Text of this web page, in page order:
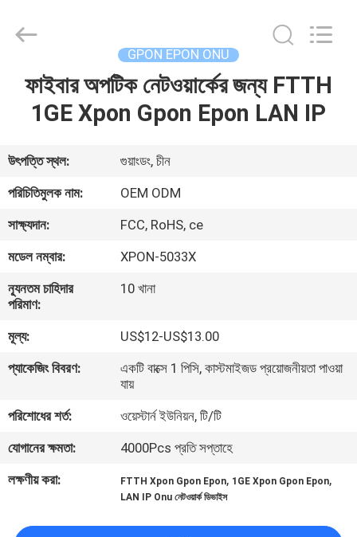
বাড়ি
আমাদের
সম্পর্কে
কারখানা
ভ্রমণ
মান
নিয়ন্ত্রণ
যোগাযোগ
করুন
Reserved.
Developed
ECER
GPON EPON ONU
ফাইবার অপটিক নেটওয়ার্কের জন্য FTTH
1GE Xpon Gpon Epon LAN IP
উৎপত্তি স্থল:
গুয়াংডং, চীন
পরিচিতিমুলক নাম:
OEM ODM
সাক্ষ্যদান:
FCC, RoHS, ce
মডেল নম্বার:
XPON-5033X
ন্যূনতম চাহিদার
পরিমাণ:
10 খানা
মূল্য:
US$12-US$13.00
প্যাকেজিং বিবরণ:
একটি বাক্সে 1 পিসি, কাস্টমাইজড প্রয়োজনীয়তা পাওয়া
যায়
পরিশোধের শর্ত:
ওয়েস্টার্ন ইউনিয়ন, টি/টি
যোগানের ক্ষমতা:
4000Pcs প্রতি সপ্তাহে
লক্ষণীয় করা:
FTTH Xpon Gpon Epon, 1GE Xpon Gpon Epon,
LAN IP Onu নেটওয়ার্ক ডিভাইস